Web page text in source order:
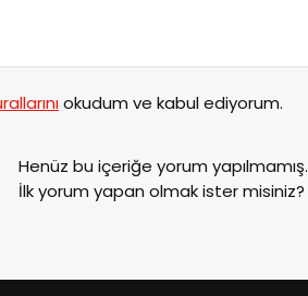
okudum ve kabul ediyorum.
Henüz bu içeriğe yorum yapılmamış.
İlk yorum yapan olmak ister misiniz?